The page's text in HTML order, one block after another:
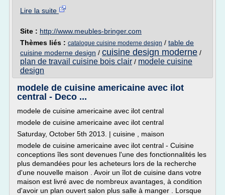
Lire la suite
Site : http://www.meubles-bringer.com
Thèmes liés : catalogue cuisine moderne design / table de
cuisine moderne design / cuisine design moderne /
plan de travail cuisine bois clair / modele cuisine
design
modele de cuisine americaine avec ilot
central - Deco ...
modele de cuisine americaine avec ilot central
modele de cuisine americaine avec ilot central
Saturday, October 5th 2013. | cuisine , maison
modele de cuisine americaine avec ilot central - Cuisine
conceptions îles sont devenues l'une des fonctionnalités les
plus demandées pour les acheteurs lors de la recherche
d'une nouvelle maison . Avoir un îlot de cuisine dans votre
maison est livré avec de nombreux avantages, à condition
d'avoir un plan ouvert salon plus salle à manger . Lorsque